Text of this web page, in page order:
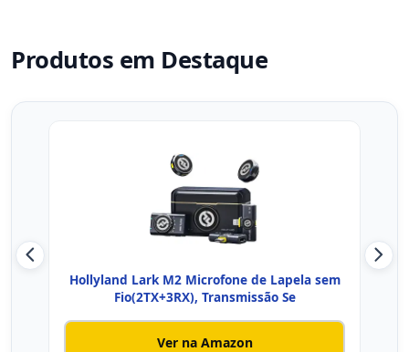
Produtos em Destaque
Hollyland Lark M2 Microfone de Lapela sem
Fio(2TX+3RX), Transmissão Se
Ver na Amazon